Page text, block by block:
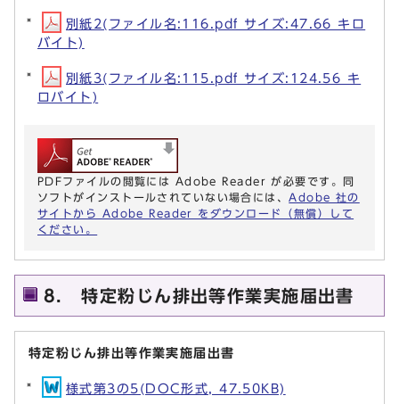
別紙2(ファイル名:116.pdf サイズ:47.66 キロ
バイト)
別紙3(ファイル名:115.pdf サイズ:124.56 キ
ロバイト)
PDFファイルの閲覧には Adobe Reader が必要です。同
ソフトがインストールされていない場合には、 Adobe 社の
サイトから Adobe Reader をダウンロード（無償）して
ください。
8． 特定粉じん排出等作業実施届出書
特定粉じん排出等作業実施届出書
様式第3の5(DOC形式, 47.50KB)